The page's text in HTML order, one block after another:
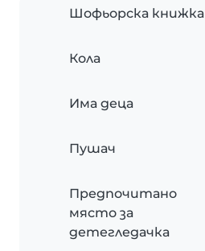
Шофьорска книжка
Кола
Има деца
Пушач
Предпочитано
място за
детегледачка